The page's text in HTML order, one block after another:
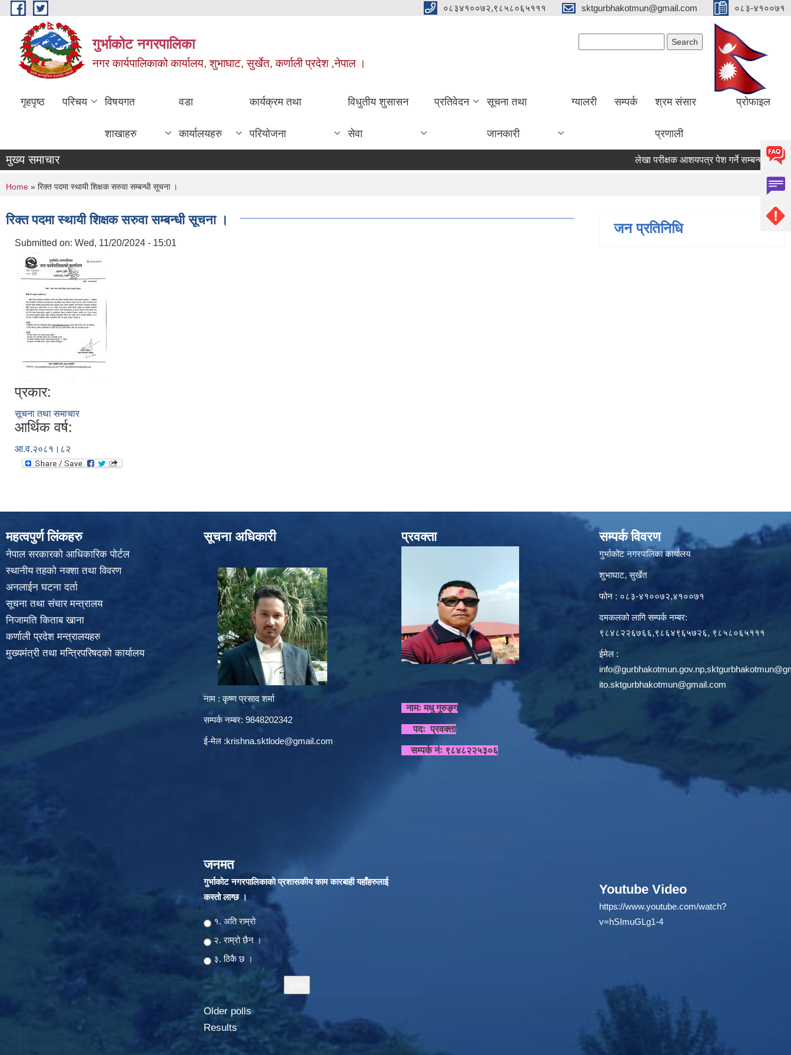
Skip to main content ०८३४१००७२,९८५८०६५१११ sktgurbhakotmun@gmail.com ०८३-४१००७१
गुर्भाकोट नगरपालिका
नगर कार्यपालिकाको कार्यालय, शुभाघाट, सुर्खेत, कर्णाली प्रदेश ,नेपाल ।
गृहपृष्ठ परिचय विषयगत
शाखाहरु
वडा
कार्यालयहरु
कार्यक्रम तथा
परियोजना
विधुतीय शुसासन
सेवा
प्रतिवेदन सूचना तथा
जानकारी
ग्यालरी सम्पर्क श्रम संसार
प्रणाली
प्रोफाइल
मुख्य समाचार लेखा परीक्षक आशयपत्र पेश गर्ने सम्बन्धी सूचना ।
You are here
Home » रिक्त पदमा स्थायी शिक्षक सरुवा सम्बन्धी सूचना ।
रिक्त पदमा स्थायी शिक्षक सरुवा सम्बन्धी सूचना ।
Submitted on: Wed, 11/20/2024 - 15:01
प्रकार:
सूचना तथा समाचार
आर्थिक वर्ष:
आ.व.२०८१।८२
जन प्रतिनिधि
महत्वपुर्ण लिंकहरु
नेपाल सरकारको आधिकारिक पोर्टल
स्थानीय तहको नक्शा तथा विवरण
अनलाईन घटना दर्ता
सूचना तथा संचार मन्त्रालय
निजामति किताब खाना
कर्णाली प्रदेश मन्त्रालयहरु
मुख्यमंत्री तथा मन्त्रिपरिषदको कार्यालय
सूचना अधिकारी
नाम : कृष्ण प्रसाद शर्मा
सम्पर्क नम्बर: 9848202342
ई-मेल :krishna.sktlode@gmail.com
जनमत
गुर्भाकोट नगरपालिकाकाे प्रशासकीय काम कारबाही यहाँहरुलाई
कस्तो लाग्छ ।
Choices
१. अति राम्रो
२‍‍. राम्रो छैन ।
३. ठिकै छ ।
Older polls
Results
प्रवक्ता
नामः मधु गुरुङ्ग
पदः प्रवक्ता
सम्पर्क नंः ९८४८२२५३०६
सम्पर्क विवरण
गुर्भाकोट नगरपालिका कार्यालय
शुभाघाट, सुर्खेत
फोन : ०८३-४१००७२,४१००७१
दमकलको लागि सम्पर्क नम्बर:
९८४८२२६७६६,९८६४९६५७२६, ९८५८०६५१११
ईमेल :
info@gurbhakotmun.gov.np,
ito.sktgurbhakotmun@gmail.com
Youtube Video
https://www.youtube.com/watch?
v=hSImuGLg1-4